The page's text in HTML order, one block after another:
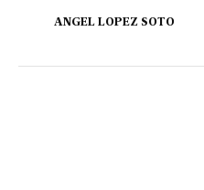
ANGEL LOPEZ SOTO